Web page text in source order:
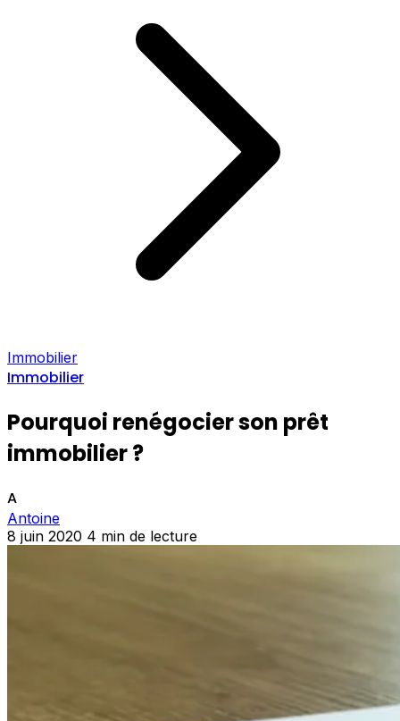
Immobilier
Immobilier
Pourquoi renégocier son prêt
immobilier ?
A
Antoine
8 juin 2020 4 min de lecture